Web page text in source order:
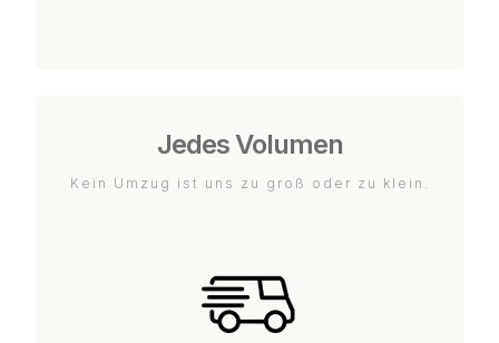
Jedes Volumen
Kein Umzug ist uns zu groß oder zu klein.